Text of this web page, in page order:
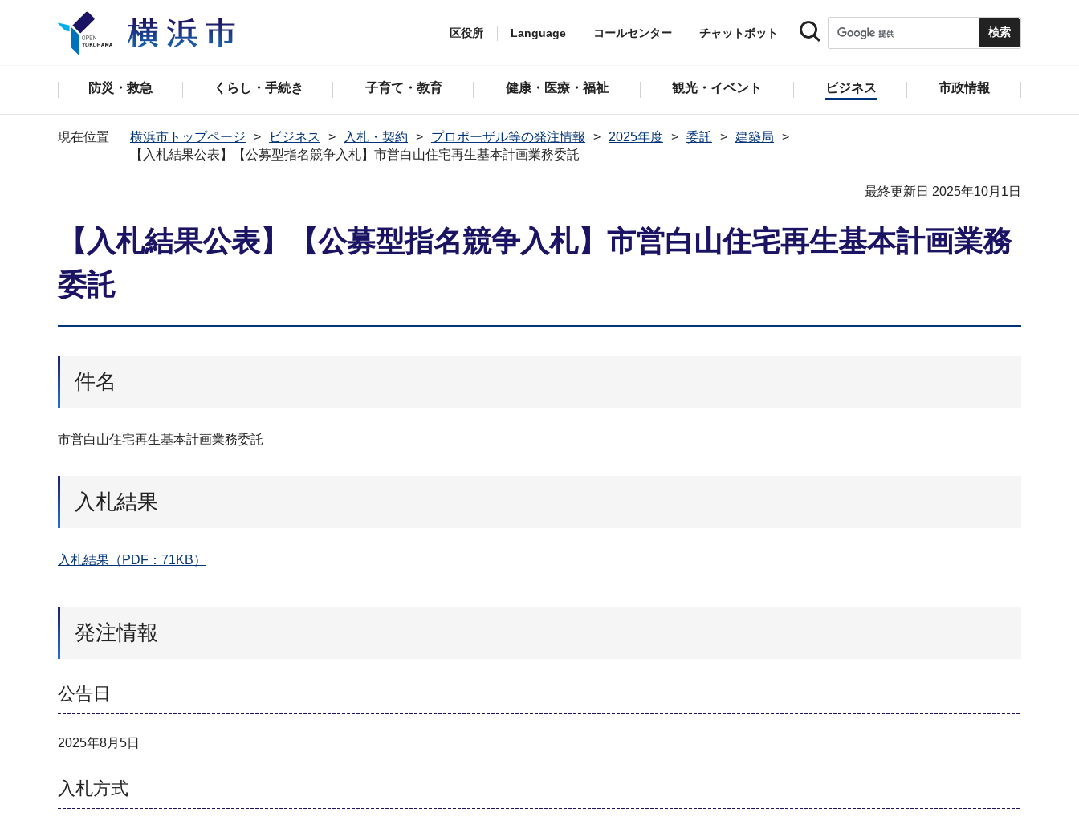
区役所 Language コールセンター チャットボット
防災・救急 くらし・手続き 子育て・教育 健康・医療・福祉 観光・イベント ビジネス 市政情報
現在位置 横浜市トップページ ビジネス 入札・契約 プロポーザル等の発注情報 2025年度 委託
建築局
【入札結果公表】【公募型指名競争入札】市営白山住宅再生基本計画業務委託
最終更新日 2025年10月1日
【入札結果公表】【公募型指名競争入札】市営白山住宅再生基本計画業務
委託
件名
市営白山住宅再生基本計画業務委託
入札結果
入札結果（PDF：71KB）
発注情報
公告日
2025年8月5日
入札方式